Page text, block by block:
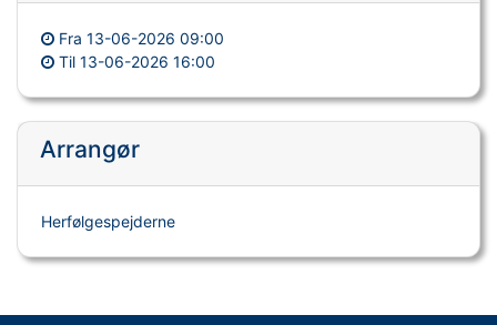
Fra 13-06-2026 09:00
Til 13-06-2026 16:00
Arrangør
Herfølgespejderne